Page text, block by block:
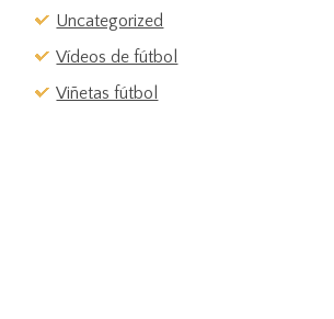
Uncategorized
Vídeos de fútbol
Viñetas fútbol